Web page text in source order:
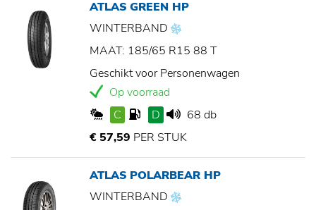
ATLAS GREEN HP
WINTERBAND
MAAT: 185/65 R15 88 T
Geschikt voor Personenwagen
Op voorraad
C
D
68 db
€ 57,59 PER STUK
ATLAS POLARBEAR HP
WINTERBAND